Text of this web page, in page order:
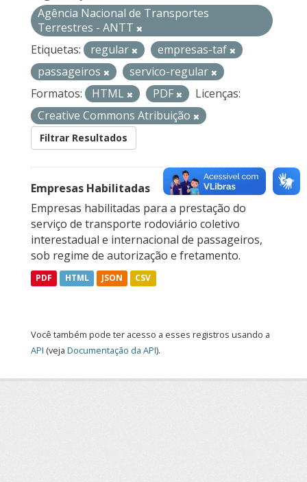
Agência Nacional de Transportes
Terrestres - ANTT
Etiquetas:
regular
empresas-taf
passageiros
servico-regular
Formatos:
HTML PDF
Licenças:
Creative Commons Atribuição
Filtrar Resultados
Empresas Habilitadas
Empresas habilitadas para a prestação do
serviço de transporte rodoviário coletivo
interestadual e internacional de passageiros,
sob regime de autorização e fretamento.
PDF HTML JSON CSV
Você também pode ter acesso a esses registros usando a
API (veja Documentação da API).